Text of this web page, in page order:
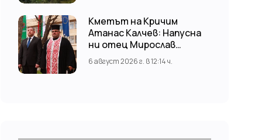
Кметът на Кричим
Атанас Калчев: Напусна
ни отец Мирослав
Коларов
6 август 2026 г. в 12:14 ч.